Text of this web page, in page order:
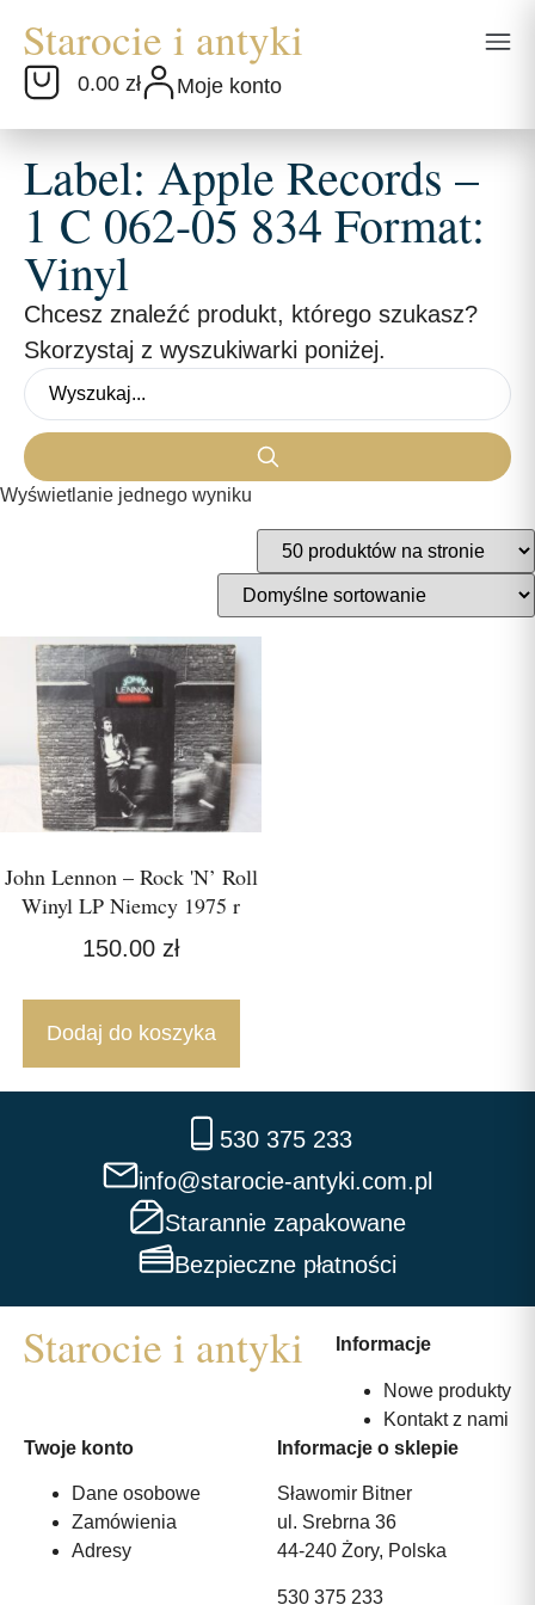
0.00 zł Moje konto
Label: Apple Records –
1 C 062-05 834 Format:
Vinyl
Chcesz znaleźć produkt, którego szukasz?
Skorzystaj z wyszukiwarki poniżej.
Wyświetlanie jednego wyniku
John Lennon – Rock 'N’ Roll
Winyl LP Niemcy 1975 r
150.00 zł
Dodaj do koszyka
530 375 233
info@starocie-antyki.com.pl
Starannie zapakowane
Bezpieczne płatności
Informacje
Nowe produkty
Kontakt z nami
Twoje konto
Dane osobowe
Zamówienia
Adresy
Informacje o sklepie
Sławomir Bitner
ul. Srebrna 36
44-240 Żory, Polska
530 375 233